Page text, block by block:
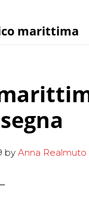
marittima
by Anna Realmuto